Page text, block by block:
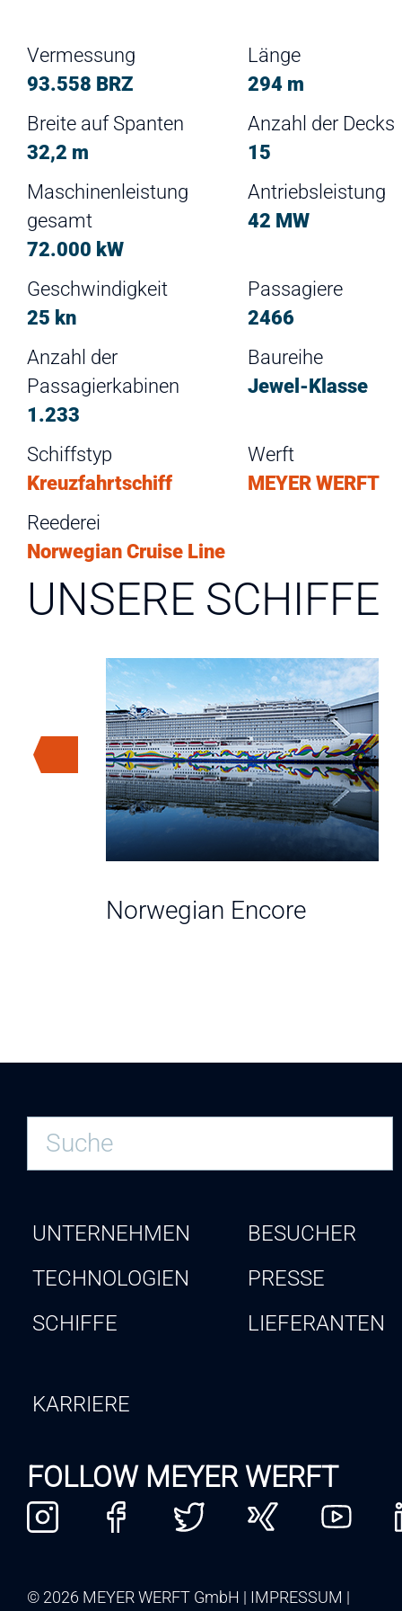
Vermessung
93.558 BRZ
Länge
294 m
Breite auf Spanten
32,2 m
Anzahl der Decks
15
Maschinenleistung
gesamt
72.000 kW
Antriebsleistung
42 MW
Geschwindigkeit
25 kn
Passagiere
2466
Anzahl der
Passagierkabinen
1.233
Baureihe
Jewel-Klasse
Schiffstyp
Kreuzfahrtschiff
Werft
MEYER WERFT
Reederei
Norwegian Cruise Line
UNSERE SCHIFFE
Norwegian Encore
UNTERNEHMEN
TECHNOLOGIEN
SCHIFFE
BESUCHER
PRESSE
LIEFERANTEN
KARRIERE
FOLLOW MEYER WERFT
© 2026 MEYER WERFT GmbH
IMPRESSUM